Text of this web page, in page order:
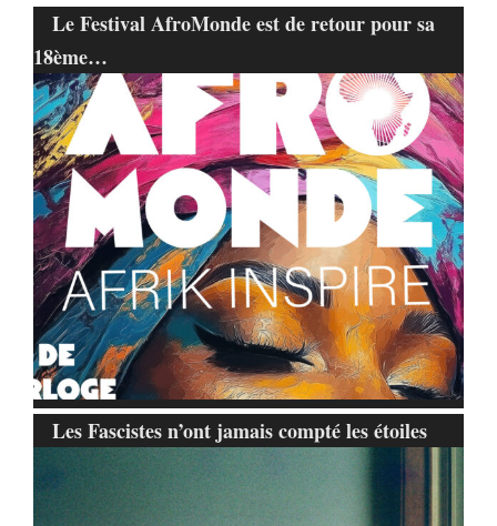
Le Festival AfroMonde est de retour pour sa
18ème…
Les Fascistes n’ont jamais compté les étoiles